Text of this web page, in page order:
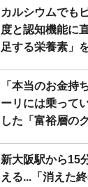
カルシウムでも
度と認知機能に
足する栄養素」
「本当のお金持
ーリには乗って
した「富裕層の
新大阪駅から15
える...「消えた